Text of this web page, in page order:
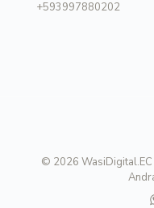
+593997880202
© 2026